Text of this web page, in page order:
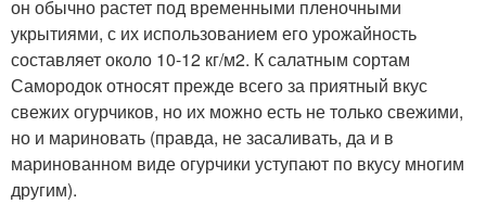
он обычно растет под временными пленочными
укрытиями, с их использованием его урожайность
составляет около 10-12 кг/м2. К салатным сортам
Самородок относят прежде всего за приятный вкус
свежих огурчиков, но их можно есть не только свежими,
но и мариновать (правда, не засаливать, да и в
маринованном виде огурчики уступают по вкусу многим
другим).